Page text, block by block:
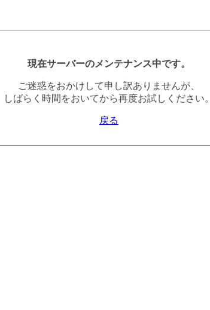
現在サーバーのメンテナンス中です。
ご迷惑をおかけして申し訳ありませんが、
しばらく時間をおいてから再度お試しください。
戻る